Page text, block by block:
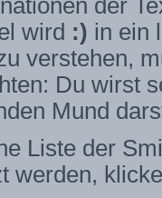
der
wird :) in ein
verstehen,
Du wirst
Mund
Liste der
werden, klicke